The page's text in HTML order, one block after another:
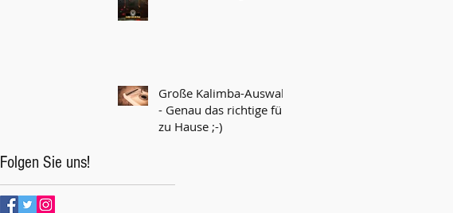
Große Kalimba-Auswahl
- Genau das richtige für
zu Hause ;-)
Folgen Sie uns!